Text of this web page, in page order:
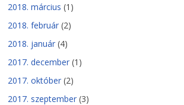
2018. március (1)
2018. február (2)
2018. január (4)
2017. december (1)
2017. október (2)
2017. szeptember (3)